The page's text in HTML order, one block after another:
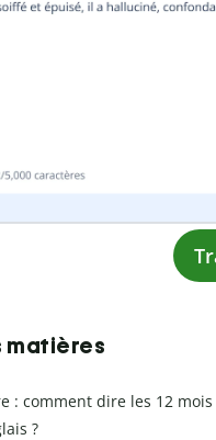
matières
: comment dire les 12
?